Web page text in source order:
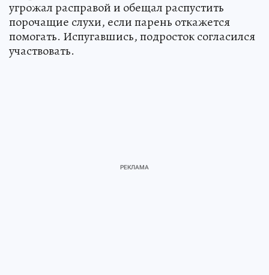
угрожал расправой и обещал распустить
порочащие слухи, если парень откажется
помогать. Испугавшись, подросток согласился
участвовать.